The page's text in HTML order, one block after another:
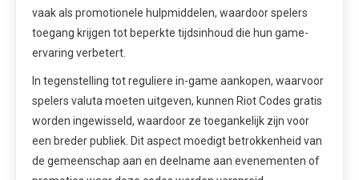
vaak als promotionele hulpmiddelen, waardoor spelers
toegang krijgen tot beperkte tijdsinhoud die hun game-
ervaring verbetert.
In tegenstelling tot reguliere in-game aankopen, waarvoor
spelers valuta moeten uitgeven, kunnen Riot Codes gratis
worden ingewisseld, waardoor ze toegankelijk zijn voor
een breder publiek. Dit aspect moedigt betrokkenheid van
de gemeenschap aan en deelname aan evenementen of